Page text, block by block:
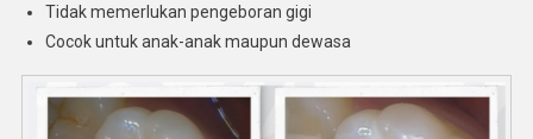
Tidak memerlukan pengeboran gigi
Cocok untuk anak-anak maupun dewasa